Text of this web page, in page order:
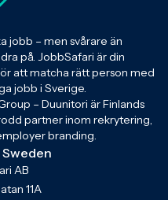
jobb – men svårare än
på. JobbSafari är din
att matcha rätt person med
jobb i Sverige.
– Duunitori är Finlands
partner inom rekrytering,
branding.
AB
11A